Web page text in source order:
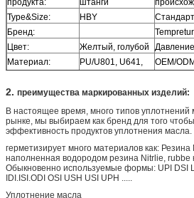
продукта:
штанги
Type&Size: HBY
Бренд:
Цвет:
Желтый, голубой
Материал:
PU/U801, U641,
UH05
OEM/
Номер детали: Номер детали
MOQ:
30pcs
2. преимущества маркированных изделий:
В настоящее время, много типов
рынке, мы выбираем как бренд для того
эффективность продуктов уплотнения масла.
герметизирует много материалов как:
наполненная водородом резина Nitrlie, rubbe
Обыкновенно используемые формы: UPI DSI
IDI.ISI.ODI OSI USH USI UPH .....
Уплотнение масла